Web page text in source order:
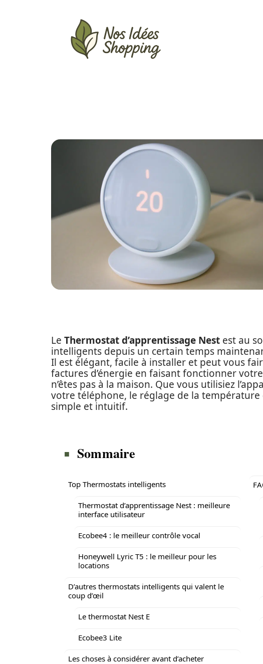
Le Thermostat d’apprentissage Nest est au
intelligents depuis un certain temps
Il est élégant, facile à installer et peut vous
factures d’énergie en faisant fonctionner
n’êtes pas à la maison. Que vous utilisiez
votre téléphone, le réglage de la
simple et intuitif.
Sommaire
Top Thermostats intelligents
Thermostat d’apprentissage Nest : meilleure
interface utilisateur
Ecobee4 : le meilleur contrôle vocal
Honeywell Lyric T5 : le meilleur pour les
locations
D’autres thermostats intelligents qui valent le
coup d’œil
Le thermostat Nest E
Ecobee3 Lite
Les choses à considérer avant d’acheter